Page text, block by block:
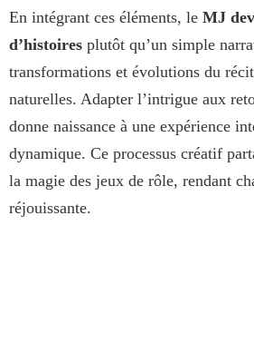
En intégrant ces éléments, le MJ
d’histoires plutôt qu’un simple
transformations et évolutions du
naturelles. Adapter l’intrigue aux
donne naissance à une expérience
dynamique. Ce processus créatif
la magie des jeux de rôle, rendant
réjouissante.